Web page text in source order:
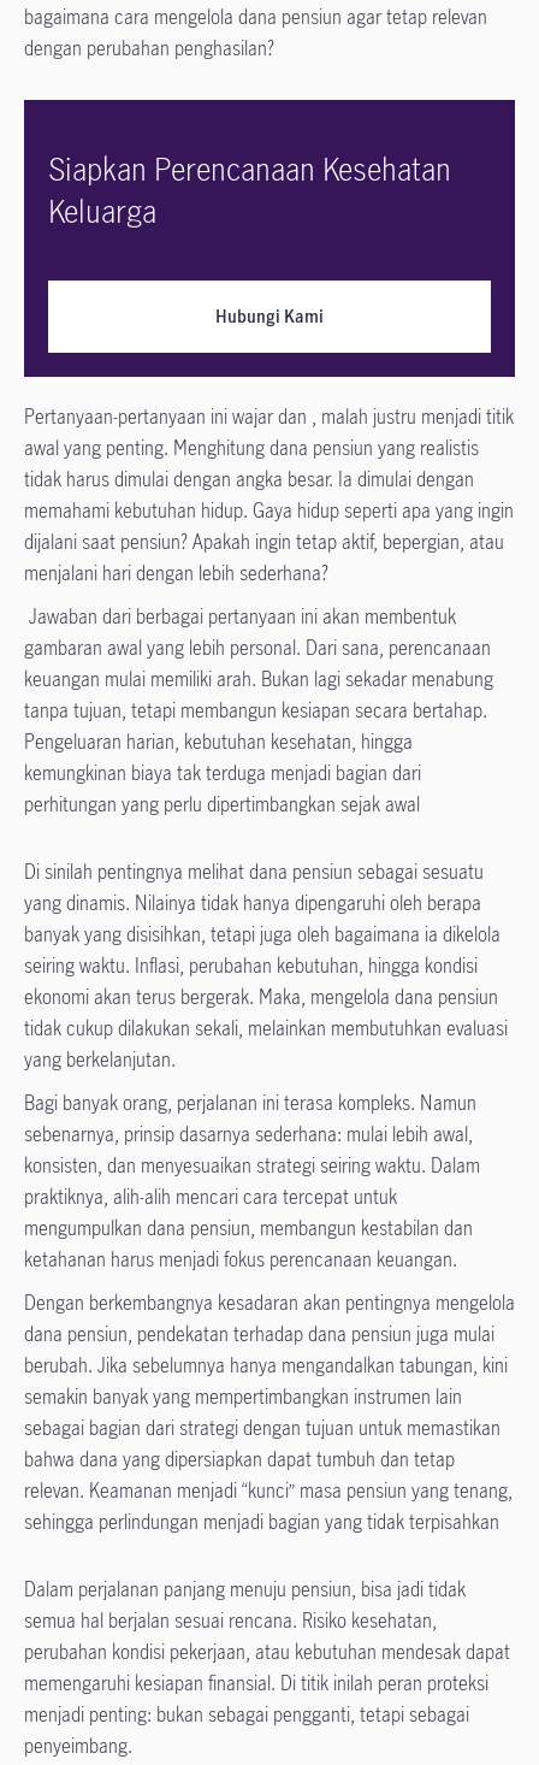
bagaimana cara mengelola dana pensiun agar tetap relevan
dengan perubahan penghasilan?
Siapkan Perencanaan Kesehatan
Keluarga
Hubungi Kami
Pertanyaan-pertanyaan ini wajar dan , malah justru menjadi titik
awal yang penting. Menghitung dana pensiun yang realistis
tidak harus dimulai dengan angka besar. Ia dimulai dengan
memahami kebutuhan hidup. Gaya hidup seperti apa yang ingin
dijalani saat pensiun? Apakah ingin tetap aktif, bepergian, atau
menjalani hari dengan lebih sederhana?
Jawaban dari berbagai pertanyaan ini akan membentuk
gambaran awal yang lebih personal. Dari sana, perencanaan
keuangan mulai memiliki arah. Bukan lagi sekadar menabung
tanpa tujuan, tetapi membangun kesiapan secara bertahap.
Pengeluaran harian, kebutuhan kesehatan, hingga
kemungkinan biaya tak terduga menjadi bagian dari
perhitungan yang perlu dipertimbangkan sejak awal
Di sinilah pentingnya melihat dana pensiun sebagai sesuatu
yang dinamis. Nilainya tidak hanya dipengaruhi oleh berapa
banyak yang disisihkan, tetapi juga oleh bagaimana ia dikelola
seiring waktu. Inflasi, perubahan kebutuhan, hingga kondisi
ekonomi akan terus bergerak. Maka, mengelola dana pensiun
tidak cukup dilakukan sekali, melainkan membutuhkan evaluasi
yang berkelanjutan.
Bagi banyak orang, perjalanan ini terasa kompleks. Namun
sebenarnya, prinsip dasarnya sederhana: mulai lebih awal,
konsisten, dan menyesuaikan strategi seiring waktu. Dalam
praktiknya, alih-alih mencari cara tercepat untuk
mengumpulkan dana pensiun, membangun kestabilan dan
ketahanan harus menjadi fokus perencanaan keuangan.
Dengan berkembangnya kesadaran akan pentingnya mengelola
dana pensiun, pendekatan terhadap dana pensiun juga mulai
berubah. Jika sebelumnya hanya mengandalkan tabungan, kini
semakin banyak yang mempertimbangkan instrumen lain
sebagai bagian dari strategi dengan tujuan untuk memastikan
bahwa dana yang dipersiapkan dapat tumbuh dan tetap
relevan. Keamanan menjadi “kunci” masa pensiun yang tenang,
sehingga perlindungan menjadi bagian yang tidak terpisahkan
Dalam perjalanan panjang menuju pensiun, bisa jadi tidak
semua hal berjalan sesuai rencana. Risiko kesehatan,
perubahan kondisi pekerjaan, atau kebutuhan mendesak dapat
memengaruhi kesiapan finansial. Di titik inilah peran proteksi
menjadi penting: bukan sebagai pengganti, tetapi sebagai
penyeimbang.